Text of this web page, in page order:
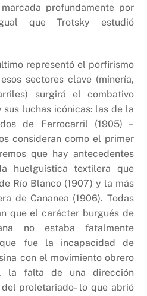
profundamente por
que Trotsky estudió
representó el porfirismo
sectores clave (minería,
surgirá el combativo
luchas icónicas: las de la
de Ferrocarril (1905) –
consideran como el primer
que hay antecedentes
huelguística textilera que
Río Blanco (1907) y la más
de Cananea (1906). Todas
que el carácter burgués de
no estaba fatalmente
fue la incapacidad de
con el movimiento obrero
la falta de una dirección
proletariado- lo que abrió